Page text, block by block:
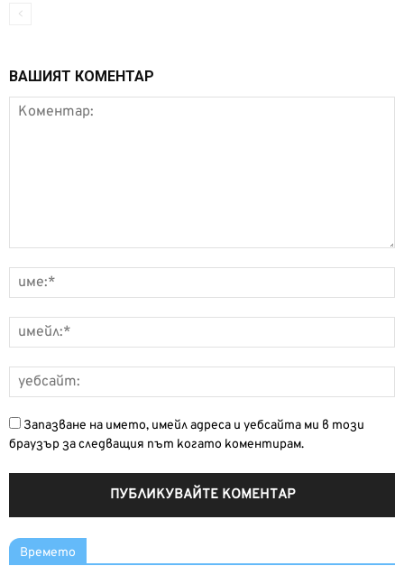
ВАШИЯТ КОМЕНТАР
Запазване на името, имейл адреса и уебсайта ми в този
браузър за следващия път когато коментирам.
Времето